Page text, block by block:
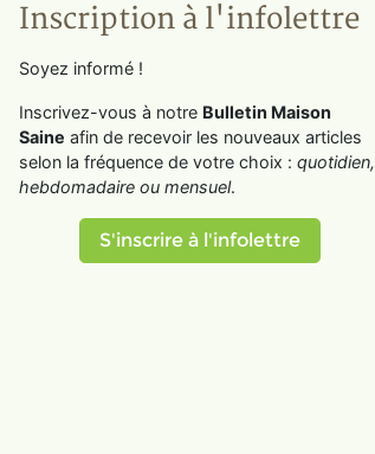
Inscription à l'infolettre
Soyez informé !
Inscrivez-vous à notre Bulletin Maison
Saine afin de recevoir les nouveaux articles
selon la fréquence de votre choix : quotidien,
hebdomadaire ou mensuel.
S'inscrire à l'infolettre